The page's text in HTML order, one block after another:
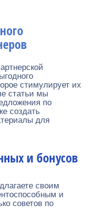
стимулирует их
статьи мы
по
создать
для
и бонусов
своим
и
советов по